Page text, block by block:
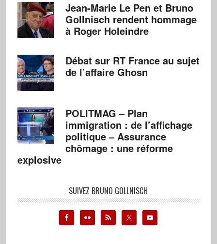
Jean-Marie Le Pen et Bruno
Gollnisch rendent hommage
à Roger Holeindre
Débat sur RT France au sujet
de l’affaire Ghosn
POLITMAG – Plan
immigration : de l’affichage
politique – Assurance
chômage : une réforme
explosive
SUIVEZ BRUNO GOLLNISCH